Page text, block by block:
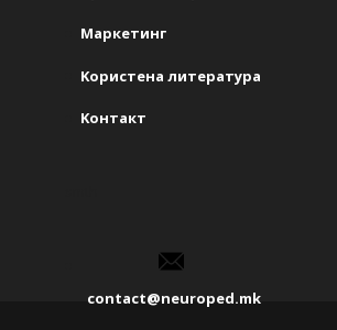
Маркетинг
Kористена литература
Kонтакт
contact@neuroped.mk